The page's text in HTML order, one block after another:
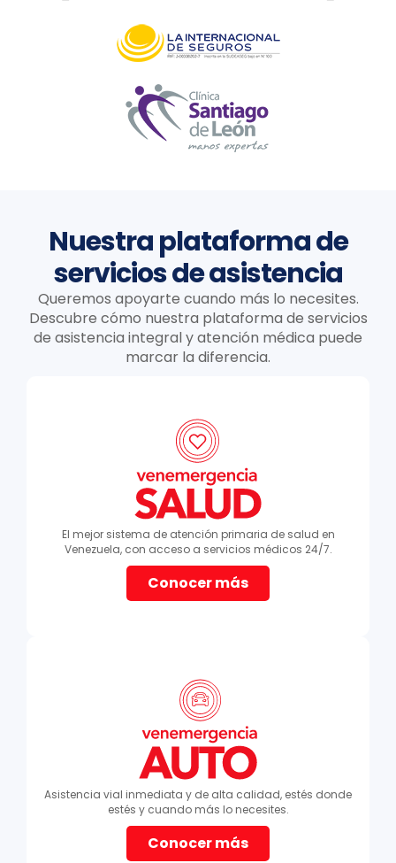
Nuestra plataforma de
servicios de asistencia
Queremos apoyarte cuando más lo necesites.
Descubre cómo nuestra plataforma de servicios
de asistencia integral y atención médica puede
marcar la diferencia.
El mejor sistema de atención primaria de salud en
Venezuela, con acceso a servicios médicos 24/7.
Conocer más
Asistencia vial inmediata y de alta calidad, estés donde
estés y cuando más lo necesites.
Conocer más